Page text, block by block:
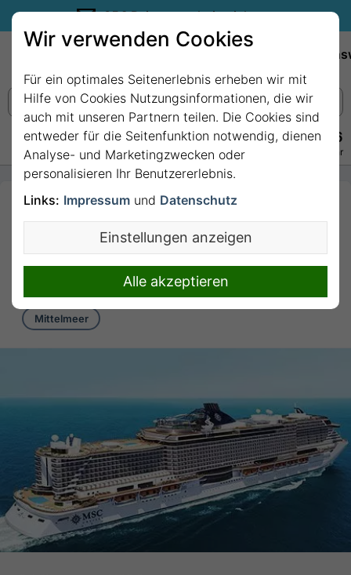
35€ Reisegutschein sichern.
+49 228 3875 7256
Persönlich · Kostenlos · Täglich 08–22 Uhr
7 Nächte Mittelmeer
ab/bis Valletta mit
MSC Seaview
7 Nächte von/bis Valletta
Mittelmeer
Wir verwenden Cookies
Für ein optimales Seitenerlebnis erheben wir mit
Hilfe von Cookies Nutzungsinformationen, die wir
auch mit unseren Partnern teilen. Die Cookies sind
entweder für die Seitenfunktion notwendig, dienen
Analyse- und Marketingzwecken oder
personalisieren Ihr Benutzererlebnis.
Links: Impressum und Datenschutz
Einstellungen anzeigen
Alle akzeptieren